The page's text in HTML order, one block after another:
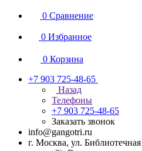
0 Сравнение
0 Избранное
0 Корзина
+7 903 725-48-65
Назад
Телефоны
+7 903 725-48-65
Заказать звонок
info@gangotri.ru
г. Москва, ул.